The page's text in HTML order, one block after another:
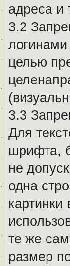
адреса и
3.2
целью
3.3
Для
шрифта,
не
одна
те же
размер